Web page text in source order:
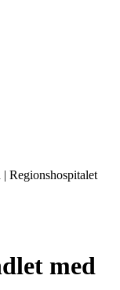
Regionshospitalet
med